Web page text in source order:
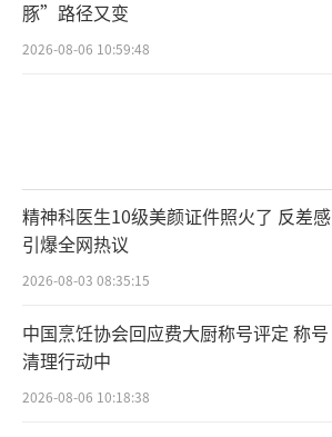
豚”路径又变
2026-08-06 10:59:48
精神科医生10级美颜证件照火了 反差感
引爆全网热议
2026-08-03 08:35:15
中国烹饪协会回应费大厨称号评定 称号
清理行动中
2026-08-06 10:18:38